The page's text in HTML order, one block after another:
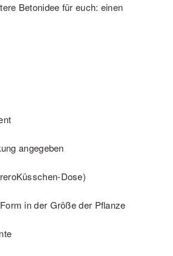
Betonidee für euch: einen
angegeben
Dose)
in der Größe der Pflanze